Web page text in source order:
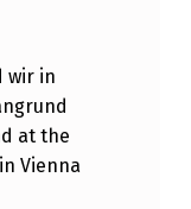
wir in
at the
Vienna